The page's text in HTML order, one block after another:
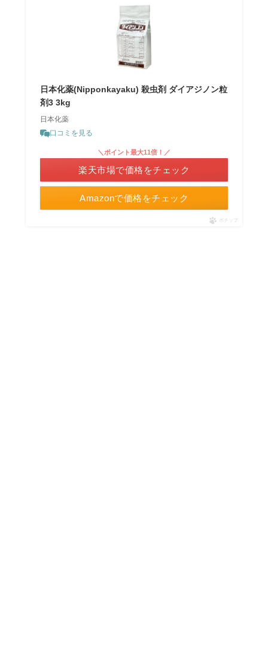
日本化薬(Nipponkayaku) 殺虫剤 ダイアジノン粒
剤3 3kg
日本化薬
口コミを見る
Amazonで価格をチェック
＼ポイント最大11倍！／
楽天市場で価格をチェック
ポチップ